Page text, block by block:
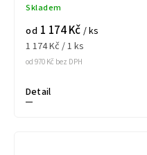
Skladem
od 970 Kč bez DPH
od 1 174 Kč / ks
1 174 Kč / 1 ks
Detail